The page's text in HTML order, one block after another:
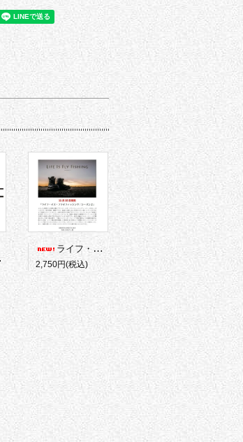
ライフ・イズ・フライフィッシング シーズン
2,750円(税込)